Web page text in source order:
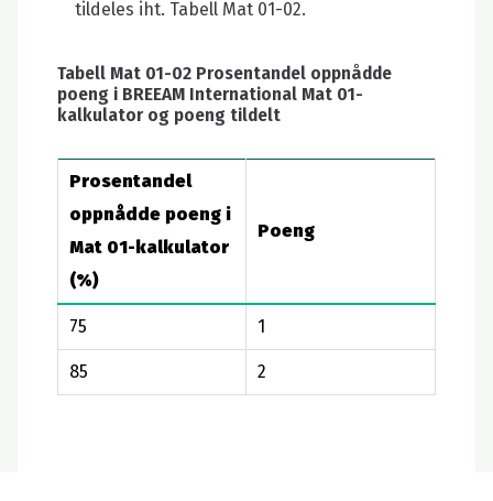
tildeles iht. Tabell Mat 01-02.
Tabell Mat 01-02 Prosentandel oppnådde
poeng i BREEAM International Mat 01-
kalkulator og poeng tildelt
Prosentandel
oppnådde poeng i
Mat 01-kalkulator
(%)
Poeng
75 1
85 2